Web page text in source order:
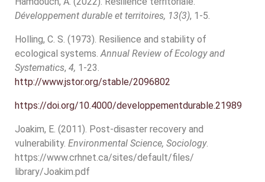
Développement durable et territoires, 13(3), 1-5.
Holling, C. S. (1973). Resilience and stability of
ecological systems.Annual Review of Ecology and
Systematics, 4, 1-23.
http://www.jstor.org/stable/2096802
https://doi.org/10.4000/developpementdurable.21989
Joakim, E. (2011). Post-disaster recovery and
vulnerability. Environmental Science, Sociology.
https://www.crhnet.ca/sites/default/files/
library/Joakim.pdf